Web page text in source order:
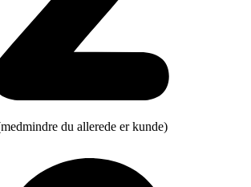
du allerede er kunde)